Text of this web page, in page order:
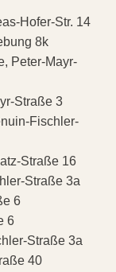
Hofer-Str. 14
8k
Peter-Mayr-
Straße 3
Fischler-
Straße 16
Straße 3a
6
6
Straße 3a
40